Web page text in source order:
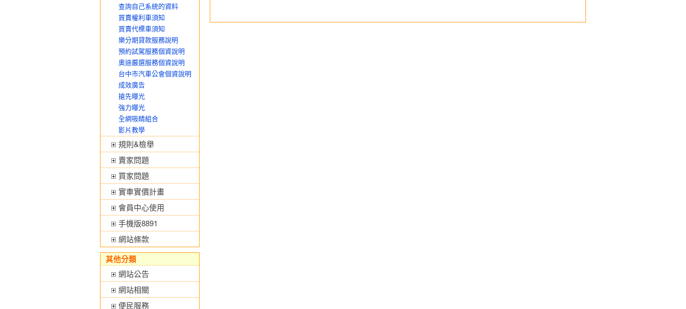
查詢自己系統的資料
買賣權利車須知
買賣代標車須知
樂分期貸款服務說明
預約試駕服務個資說明
奧迪嚴選服務個資說明
台中市汽車公會個資說明
成效廣告
搶先曝光
強力曝光
全網吸睛組合
影片教學
規則&檢舉
賣家問題
買家問題
實車實價計畫
會員中心使用
手機版8891
網站條款
其他分類
網站公告
網站相關
便民服務